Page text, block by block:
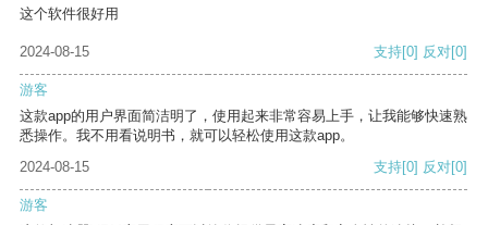
这个软件很好用
2024-08-15 支持[0] 反对[0]
游客
这款app的用户界面简洁明了，使用起来非常容易上手，让我能够快速熟
悉操作。我不用看说明书，就可以轻松使用这款app。
2024-08-15
支持[0] 反对[0]
游客